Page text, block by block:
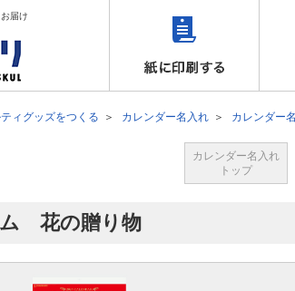
届け
ィグッズをつくる カレンダー名入れ カレンダー
カレンダー名入れ
トップ
花の贈り物